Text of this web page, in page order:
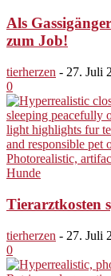
Als
zum Job!
tierherzen - 27. Juli
0
Hunde
Tierarztkosten
tierherzen - 27. Juli
0